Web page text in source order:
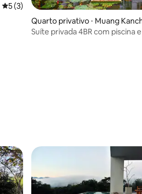
5 de uma avaliação média de 5, 3
5 (3)
Quarto privativo ⋅ Muang
Suíte privada 4BR com piscina